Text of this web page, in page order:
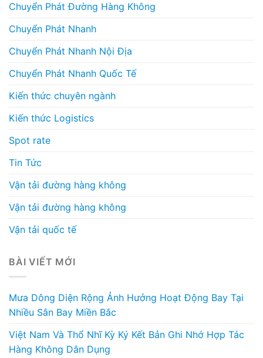
Chuyển Phát Đường Hàng Không
Chuyển Phát Nhanh
Chuyển Phát Nhanh Nội Địa
Chuyển Phát Nhanh Quốc Tế
Kiến thức chuyên ngành
Kiến thức Logistics
Spot rate
Tin Tức
Vận tải đường hàng không
Vận tải đường hàng không
Vận tải quốc tế
BÀI VIẾT MỚI
Mưa Dông Diện Rộng Ảnh Hưởng Hoạt Động Bay Tại
Nhiều Sân Bay Miền Bắc
Việt Nam Và Thổ Nhĩ Kỳ Ký Kết Bản Ghi Nhớ Hợp Tác
Hàng Không Dân Dụng